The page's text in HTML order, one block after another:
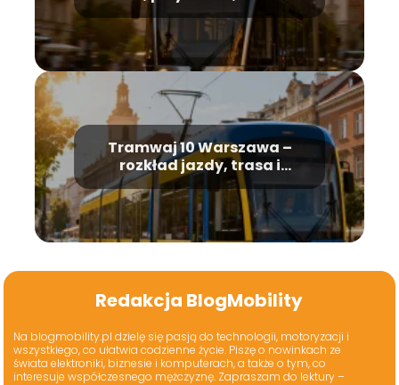
Tramwaj 10 Warszawa –
rozkład jazdy, trasa i
przystanki
Redakcja BlogMobility
Na blogmobility.pl dzielę się pasją do technologii, motoryzacji i
wszystkiego, co ułatwia codzienne życie. Piszę o nowinkach ze
świata elektroniki, biznesie i komputerach, a także o tym, co
interesuje współczesnego mężczyznę. Zapraszam do lektury –